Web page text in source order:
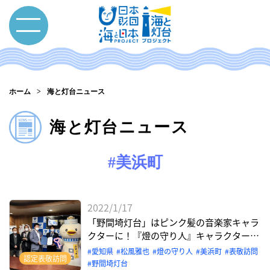
ホーム 海と灯台ニュース
海と灯台ニュース
#美浜町
認定表敬訪問
2022/1/17
「野間埼灯台」はピンク髪の音楽家キャラ
クターに！『燈の守り人』キャラクター表
敬訪問【愛知県美浜町 野間埼灯台】
愛知県 松風雅也 燈の守り⼈ 美浜町
表敬訪問
野間埼灯台